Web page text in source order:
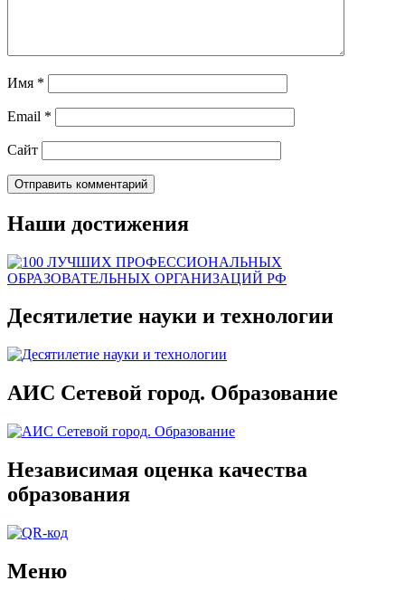
Имя *
Email *
Сайт
Наши достижения
Десятилетие науки и технологии
АИС Сетевой город. Образование
Независимая оценка качества
образования
Меню